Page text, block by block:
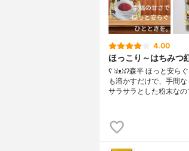
4.00
ほっこり～はちみつ
ʕ⁠ ⁠ꈍ⁠ᴥ⁠ꈍ⁠ʔ森半 ほっと安ら
も溶かすだけで、手間
サラサラとした粉末な